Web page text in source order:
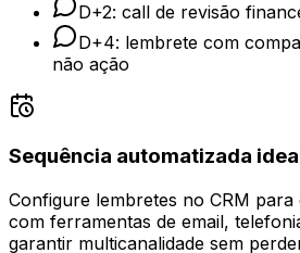
D+2: call de revisão
D+4: lembrete com
não ação
Sequência automatizada
Configure lembretes no CRM para
com ferramentas de email,
garantir multicanalidade sem